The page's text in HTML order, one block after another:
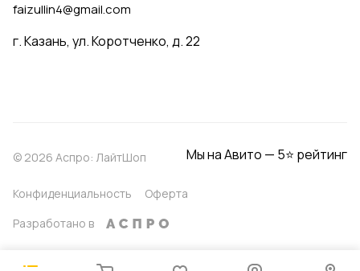
faizullin4@gmail.com
г. Казань, ул. Коротченко, д. 22
© 2026 Аспро: ЛайтШоп Мы на Авито — 5⭐ рейтинг
Конфиденциальность
Оферта
Разработано в